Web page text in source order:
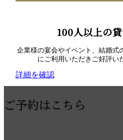
100人以上の
企業様の宴会やイベント、結婚式
にご利用いただきご好評い
詳細を確認
ご予約はこちら